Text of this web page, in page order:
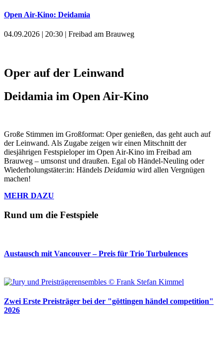
Open Air-Kino: Deidamia
04.09.2026 | 20:30 | Freibad am Brauweg
Oper auf der Leinwand
Deidamia im Open Air-Kino
Große Stimmen im Großformat: Oper genießen, das geht auch auf
der Leinwand. Als Zugabe zeigen wir einen Mitschnitt der
diesjährigen Festspieloper im Open Air-Kino im Freibad am
Brauweg – umsonst und draußen. Egal ob Händel-Neuling oder
Wiederholungstäter:in: Händels Deidamia wird allen Vergnügen
machen!
MEHR DAZU
Rund um die Festspiele
Austausch mit Vancouver – Preis für Trio Turbulences
Zwei Erste Preisträger bei der "göttingen händel competition"
2026